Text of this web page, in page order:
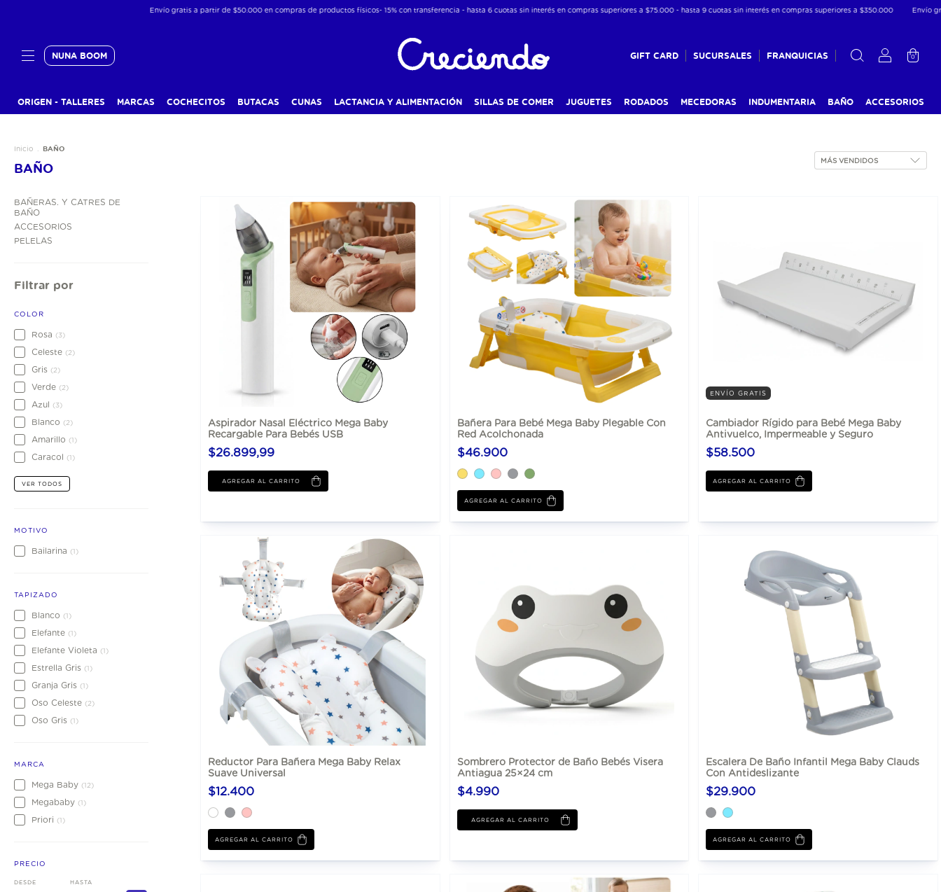
Envío gratis a partir de $50.000 en compras de productos físicos- 15% con transferencia - hasta 6 cuotas sin interés en compras superiores a $75.000 - hasta 9 cuotas sin interés en compras superiores a $350.000 Envío gratis a partir
NUNA BOOM GIFT CARD SUCURSALES FRANQUICIAS 0
ORIGEN - TALLERES MARCAS COCHECITOS BUTACAS CUNAS LACTANCIA Y ALIMENTACIÓN SILLAS DE COMER JUGUETES RODADOS MECEDORAS INDUMENTARIA BAÑO ACCESORIOS
Inicio BAÑO
BAÑO
BAÑERAS. Y CATRES DE
BAÑO
ACCESORIOS
PELELAS
Filtrar por
COLOR
Rosa (3)
Celeste (2)
Gris (2)
Verde (2)
Azul (3)
Blanco (2)
Amarillo (1)
Caracol (1)
VER TODOS
MOTIVO
Bailarina (1)
TAPIZADO
Blanco (1)
Elefante (1)
Elefante Violeta (1)
Estrella Gris (1)
Granja Gris (1)
Oso Celeste (2)
Oso Gris (1)
MARCA
Mega Baby (12)
Megababy (1)
Priori (1)
PRECIO
DESDE HASTA
Aspirador Nasal Eléctrico Mega Baby
Recargable Para Bebés USB
$26.899,99
Bañera Para Bebé Mega Baby Plegable Con
Red Acolchonada
$46.900
AGREGAR AL CARRITO
ENVÍO GRATIS
Cambiador Rígido para Bebé Mega Baby
Antivuelco, Impermeable y Seguro
$58.500
AGREGAR AL CARRITO
Reductor Para Bañera Mega Baby Relax
Suave Universal
$12.400
AGREGAR AL CARRITO
Sombrero Protector de Baño Bebés Visera
Antiagua 25×24 cm
$4.990
Escalera De Baño Infantil Mega Baby Clauds
Con Antideslizante
$29.900
AGREGAR AL CARRITO